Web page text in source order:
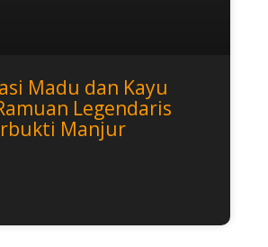
Madu dan Kayu
Legendaris
Manjur